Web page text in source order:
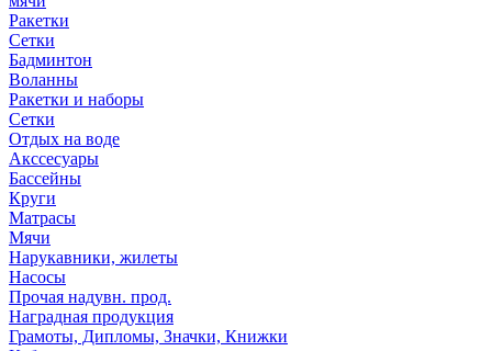
Ракетки
Сетки
Бадминтон
Воланны
Ракетки и наборы
Сетки
Отдых на воде
Акссесуары
Бассейны
Круги
Матрасы
Мячи
Нарукавники, жилеты
Насосы
Прочая надувн. прод.
Наградная продукция
Грамоты, Дипломы, Значки, Книжки